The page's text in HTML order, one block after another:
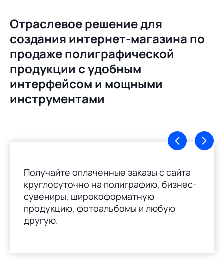
Отраслевое решение для
создания интернет-магазина по
продаже полиграфической
продукции с удобным
интерфейсом и мощными
инструментами
Получайте оплаченные заказы с сайта
круглосуточно на полиграфию, бизнес-
сувениры, широкоформатную
продукцию, фотоальбомы и любую
другую.